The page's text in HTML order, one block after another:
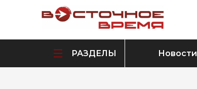
РАЗДЕЛЫ Новости